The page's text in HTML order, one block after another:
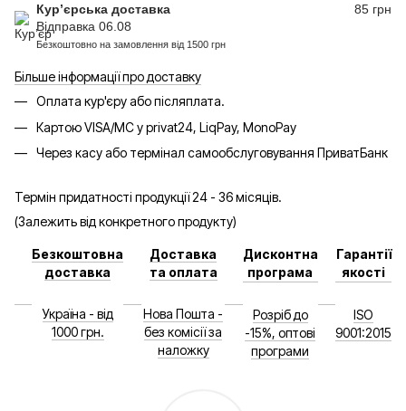
Кур’єрська доставка
Відправка 06.08
Безкоштовно на замовлення від 1500 грн
85 грн
Більше інформації про доставку
Оплата кур'єру або післяплата.
Картою VISA/MC у privat24, LiqPay, MonoPay
Через касу або термінал самообслуговування ПриватБанк
Термін придатності продукції 24 - 36 місяців.
(Залежить від конкретного продукту)
Безкоштовна
доставка
Україна - від
1000 грн.
Доставка
та оплата
Нова Пошта -
без комісії за
наложку
Дисконтна
програма
Розріб до
-15%, оптові
програми
Гарантії
якості
ISO
9001:2015